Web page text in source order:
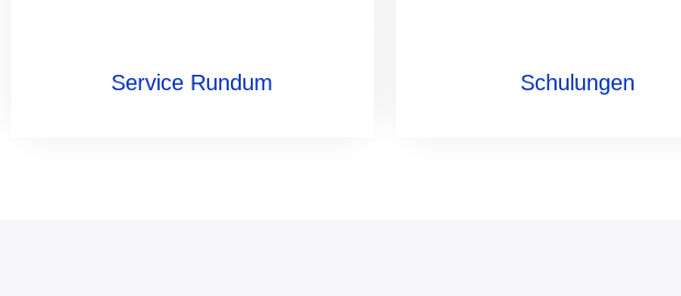
Service Rundum Schulungen